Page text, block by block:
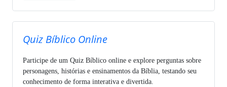
Quiz Bíblico Online
Participe de um Quiz Bíblico online e explore perguntas sobre
personagens, histórias e ensinamentos da Bíblia, testando seu
conhecimento de forma interativa e divertida.